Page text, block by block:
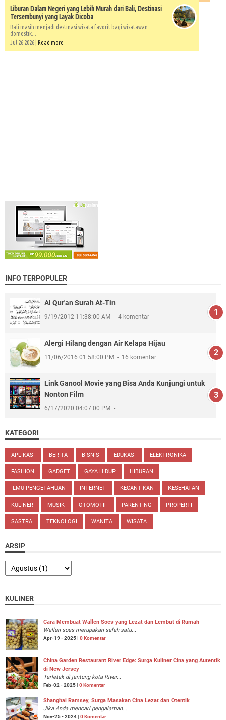
Liburan Dalam Negeri yang Lebih Murah dari Bali, Destinasi
Tersembunyi yang Layak Dicoba
Bali masih menjadi destinasi wisata favorit bagi wisatawan
domestik...
Jul 26 2026 | Read more
INFO TERPOPULER
Al Qur'an Surah At-Tin
9/19/2012 11:38:00 AM 4 komentar
Alergi Hilang dengan Air Kelapa Hijau
11/06/2016 01:58:00 PM 16 komentar
Link Ganool Movie yang Bisa Anda Kunjungi untuk
Nonton Film
6/17/2020 04:07:00 PM
KATEGORI
APLIKASI BERITA BISNIS EDUKASI ELEKTRONIKA
FASHION GADGET GAYA HIDUP HIBURAN
ILMU PENGETAHUAN INTERNET KECANTIKAN KESEHATAN
KULINER MUSIK OTOMOTIF PARENTING PROPERTI
SASTRA TEKNOLOGI WANITA WISATA
ARSIP
KULINER
Cara Membuat Wallen Soes yang Lezat dan Lembut di Rumah
Wallen soes merupakan salah satu...
Apr-19 - 2025 | 0 Komentar
China Garden Restaurant River Edge: Surga Kuliner Cina yang Autentik
di New Jersey
Terletak di jantung kota River...
Feb-02 - 2025 | 0 Komentar
Shanghai Ramsey, Surga Masakan Cina Lezat dan Otentik
Jika Anda mencari pengalaman...
Nov-25 - 2024 | 0 Komentar